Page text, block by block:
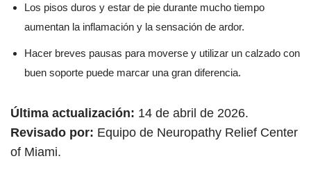
Los pisos duros y estar de pie durante mucho tiempo
aumentan la inflamación y la sensación de ardor.
Hacer breves pausas para moverse y utilizar un calzado con
buen soporte puede marcar una gran diferencia.
Última actualización: 14 de abril de 2026.
Revisado por: Equipo de Neuropathy Relief Center
of Miami.